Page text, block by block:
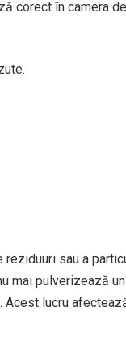
corect în camera
sau a
mai pulverizează
lucru